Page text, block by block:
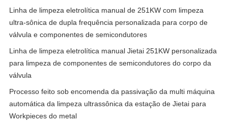
Linha de limpeza eletrolítica manual de 251KW com limpeza
ultra-sônica de dupla frequência personalizada para corpo de
válvula e componentes de semicondutores
Linha de limpeza eletrolítica manual Jietai 251KW personalizada
para limpeza de componentes de semicondutores do corpo da
válvula
Processo feito sob encomenda da passivação da multi máquina
automática da limpeza ultrassônica da estação de Jietai para
Workpieces do metal